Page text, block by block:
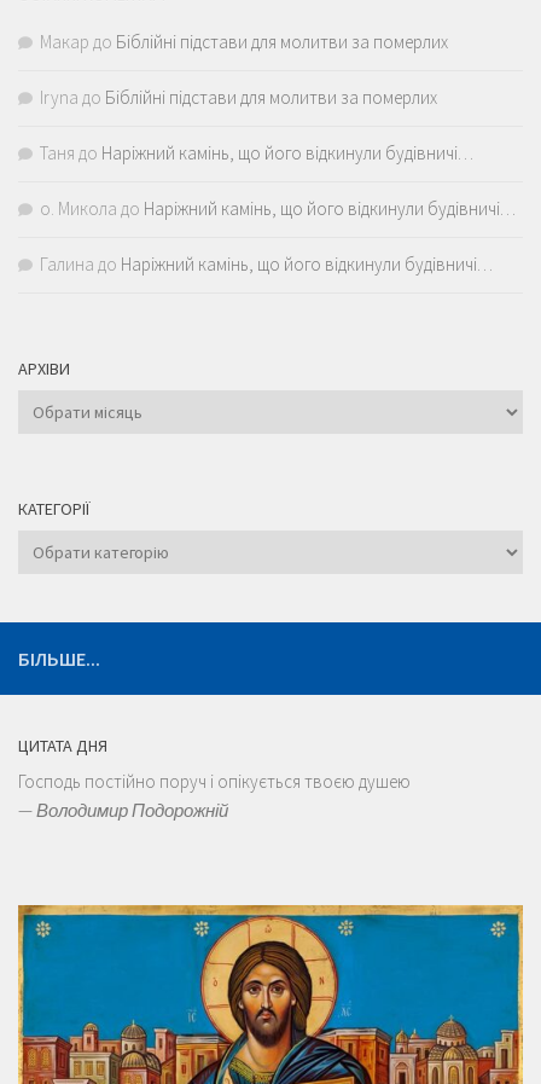
Макар до Біблійні підстави для молитви за померлих
Iryna до Біблійні підстави для молитви за померлих
Таня до Наріжний камінь, що його відкинули будівничі…
о. Микола до Наріжний камінь, що його відкинули будівничі…
Галина до Наріжний камінь, що його відкинули будівничі…
АРХІВИ
Архіви
КАТЕГОРІЇ
Категорії
БІЛЬШЕ...
ЦИТАТА ДНЯ
Господь постійно поруч і опікується твоєю душею
—Володимир Подорожній